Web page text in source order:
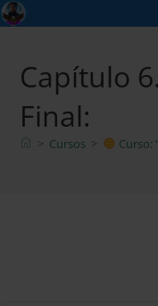
Ir
al
Capítulo
Final:
> Cursos > Curso: